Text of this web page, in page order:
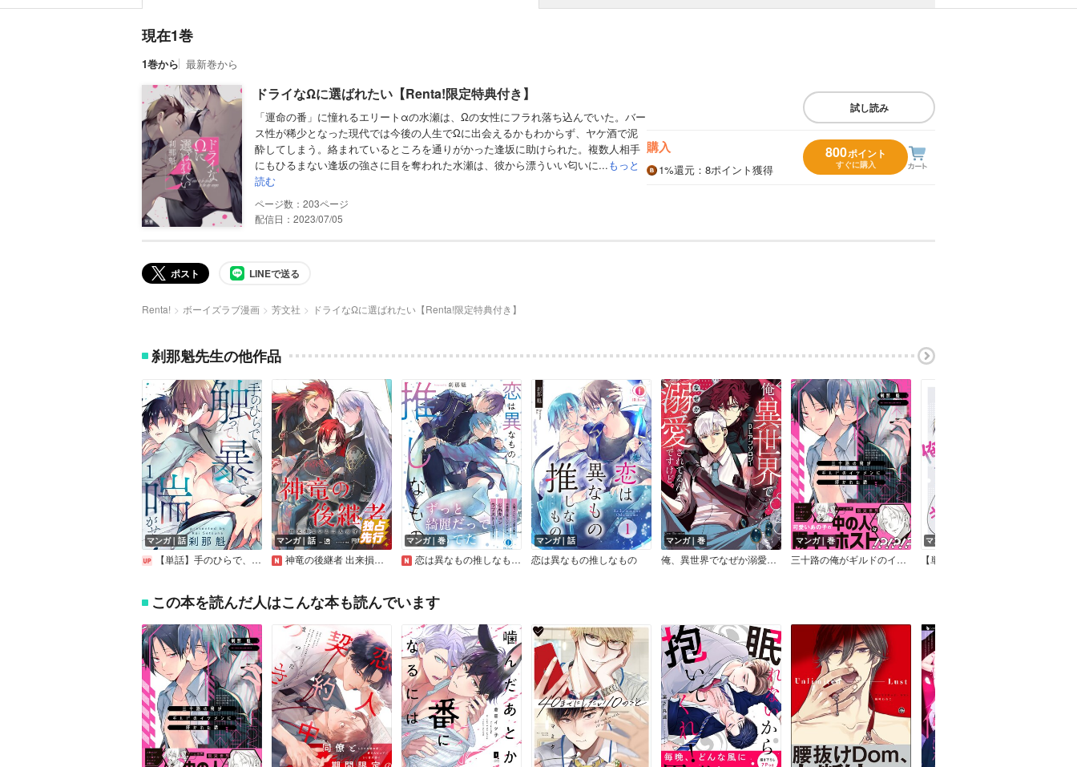
現在1巻
1巻から 最新巻から
ドライなΩに選ばれたい【Renta!限定特典付き】
「運命の番」に憧れるエリートαの水瀬は、Ωの女性にフラれ落ち込んでいた。バー
ス性が稀少となった現代では今後の人生でΩに出会えるかもわからず、ヤケ酒で泥
酔してしまう。絡まれているところを通りがかった逢坂に助けられた。複数人相手
にもひるまない逢坂の強さに目を奪われた水瀬は、彼から漂ういい匂いに...もっと
読む
203
配信日：2023/07/05
試し読み
購入
1%還元 ：8ポイント獲得
800ポイント
すぐに購入
ポスト LINEで送る
Renta! ボーイズラブ漫画 芳文社 ドライなΩに選ばれたい【Renta!限定特典付き】
刹那魁先生の他作品
マンガ｜話
【単話】手のひらで、触って、暴いて、喘がせて
マンガ｜話
神竜の後継者 出来損ないと二人の守護竜 【連載版】
マンガ｜巻
恋は異なもの推しなもの（合本版）
マンガ｜話
恋は異なもの推しなもの
マンガ｜巻
俺、異世界でなぜか溺愛されてるんですけど。BLアンソロジー
マンガ｜巻
三十路の俺がギルドのイケメンに好かれた話【電子限定特典付】
マンガ｜話
この本を読んだ人はこんな本も読んでいます